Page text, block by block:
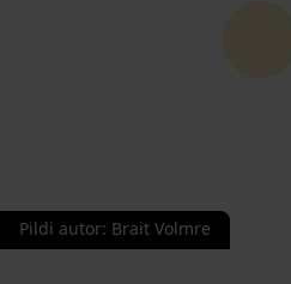
Pildi autor: Brait Volmre